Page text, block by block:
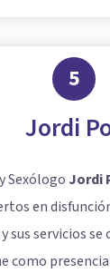
5
Jordi
Sexólogo Jordi
en
sus servicios
como